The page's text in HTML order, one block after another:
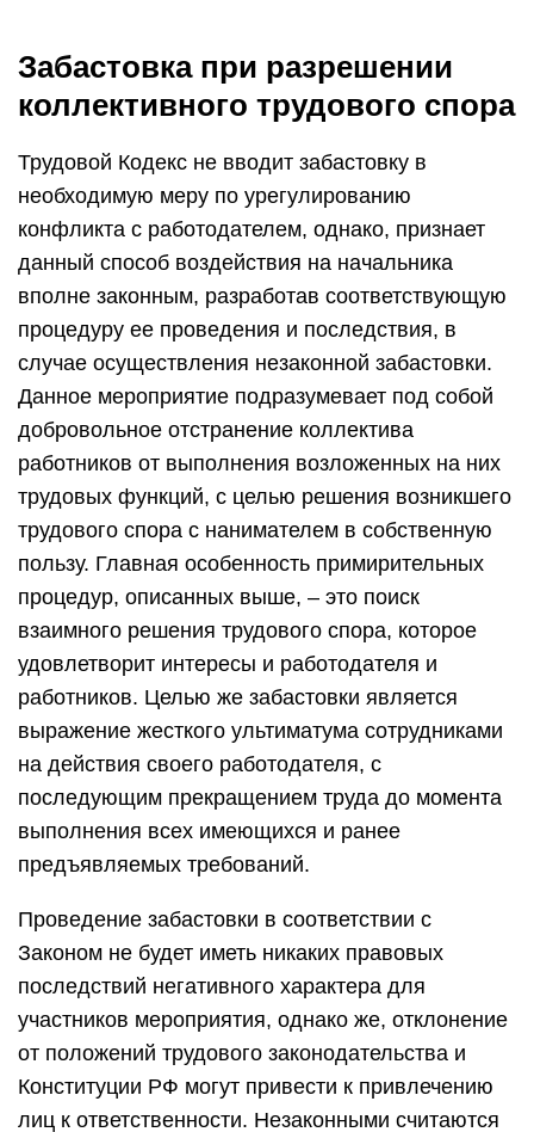
Забастовка при разрешении
коллективного трудового спора
Трудовой Кодекс не вводит забастовку в
необходимую меру по урегулированию
конфликта с работодателем, однако, признает
данный способ воздействия на начальника
вполне законным, разработав соответствующую
процедуру ее проведения и последствия, в
случае осуществления незаконной забастовки.
Данное мероприятие подразумевает под собой
добровольное отстранение коллектива
работников от выполнения возложенных на них
трудовых функций, с целью решения возникшего
трудового спора с нанимателем в собственную
пользу. Главная особенность примирительных
процедур, описанных выше, – это поиск
взаимного решения трудового спора, которое
удовлетворит интересы и работодателя и
работников. Целью же забастовки является
выражение жесткого ультиматума сотрудниками
на действия своего работодателя, с
последующим прекращением труда до момента
выполнения всех имеющихся и ранее
предъявляемых требований.
Проведение забастовки в соответствии с
Законом не будет иметь никаких правовых
последствий негативного характера для
участников мероприятия, однако же, отклонение
от положений трудового законодательства и
Конституции РФ могут привести к привлечению
лиц к ответственности. Незаконными считаются